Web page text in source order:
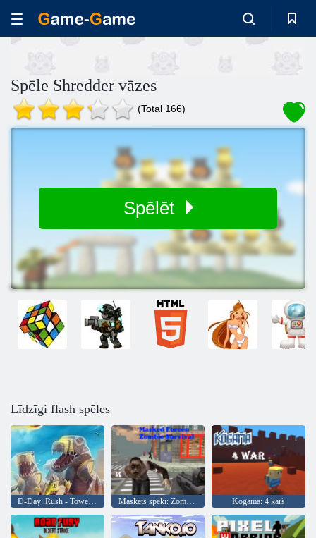
Spēle Shredder vāzes
(Total 166)
Spēlēt
Līdzīgi flash spēles
D-Day: Rush - Tower Defense Maskēts spēki: Zombie Survival Kogama: 4 karš